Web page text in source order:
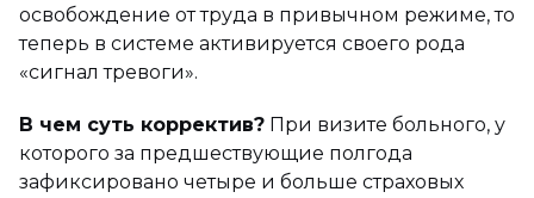
освобождение от труда в привычном режиме, то
теперь в системе активируется своего рода
«сигнал тревоги».
В чем суть корректив? При визите больного, у
которого за предшествующие полгода
зафиксировано четыре и больше страховых